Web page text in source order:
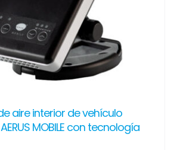
aire interior de vehículo
MOBILE con tecnología